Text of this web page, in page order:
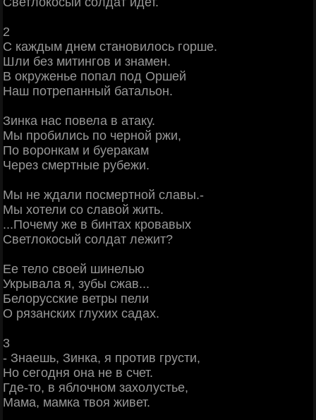
2
С каждым днем становилось горше.
Шли без митингов и знамен.
В окруженье попал под Оршей
Наш потрепанный батальон.
Зинка нас повела в атаку.
Мы пробились по черной ржи,
По воронкам и буеракам
Через смертные рубежи.
Мы не ждали посмертной славы.-
Мы хотели со славой жить.
...Почему же в бинтах кровавых
Светлокосый солдат лежит?
Ее тело своей шинелью
Укрывала я, зубы сжав...
Белорусские ветры пели
О рязанских глухих садах.
3
- Знаешь, Зинка, я против грусти,
Но сегодня она не в счет.
Где-то, в яблочном захолустье,
Мама, мамка твоя живет.